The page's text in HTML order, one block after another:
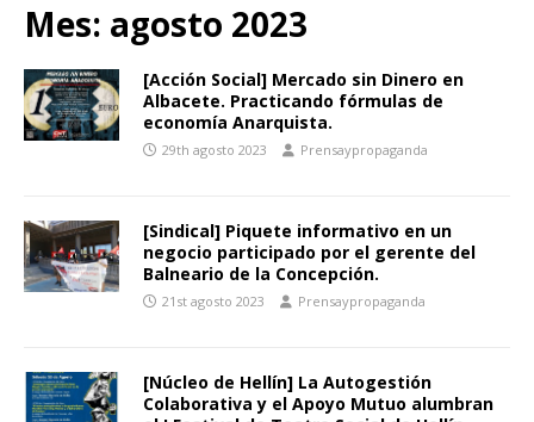
Mes: agosto 2023
[Acción Social] Mercado sin Dinero en
Albacete. Practicando fórmulas de
economía Anarquista.
29th agosto 2023 Prensaypropaganda
[Sindical] Piquete informativo en un
negocio participado por el gerente del
Balneario de la Concepción.
21st agosto 2023 Prensaypropaganda
[Núcleo de Hellín] La Autogestión
Colaborativa y el Apoyo Mutuo alumbran